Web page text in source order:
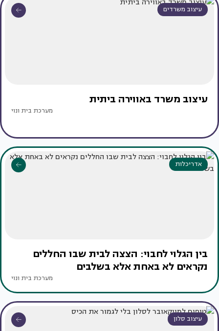
עיצוב משרדים
עיצוב משרד באווירה ביתית
מערכת בית ונוי
אדריכלות
בין הגלוי לחבוי: הצצה לבית שבו החללים
נקראים לא באחת אלא בשלבים
מערכת בית ונוי
עיצוב סלון